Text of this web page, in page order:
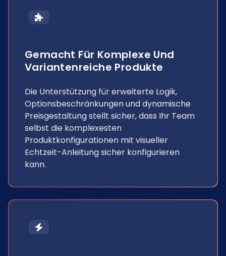
Gemacht Für Komplexe Und
Variantenreiche Produkte
Die Unterstützung für erweiterte Logik,
Optionsbeschränkungen und dynamische
Preisgestaltung stellt sicher, dass Ihr Team
selbst die komplexesten
Produktkonfigurationen mit visueller
Echtzeit-Anleitung sicher konfigurieren
kann.